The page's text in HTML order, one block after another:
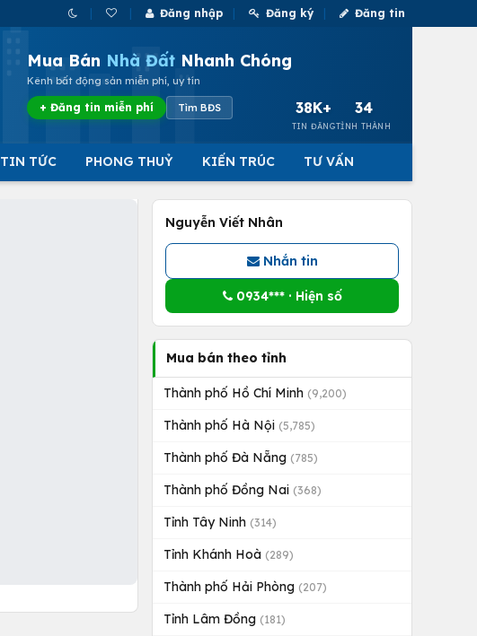
Đăng nhập Đăng ký Đăng tin
Mua Bán Nhà Đất Nhanh Chóng
Kênh bất động sản miễn phí, uy tín
+ Đăng tin miễn phí Tìm BĐS 38K+
TIN ĐĂNG
34
TỈNH THÀNH
TIN TỨC PHONG THUỶ KIẾN TRÚC TƯ VẤN
Nguyễn Viết Nhân
Nhắn tin
0934*** · Hiện số
Mua bán theo tỉnh
Thành phố Hồ Chí Minh (9,200)
Thành phố Hà Nội (5,785)
Thành phố Đà Nẵng (785)
Thành phố Đồng Nai (368)
Tỉnh Tây Ninh (314)
Tỉnh Khánh Hoà (289)
Thành phố Hải Phòng (207)
Tỉnh Lâm Đồng (181)